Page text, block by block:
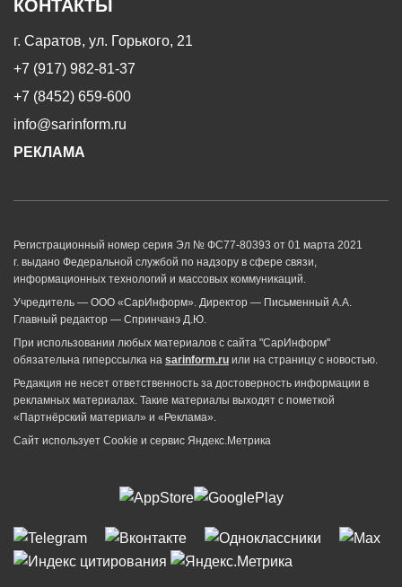
КОНТАКТЫ
г. Саратов, ул. Горького, 21
+7 (917) 982-81-37
+7 (8452) 659-600
info@sarinform.ru
РЕКЛАМА
Регистрационный номер серия Эл № ФС77-80393 от 01 марта 2021
г. выдано Федеральной службой по надзору в сфере связи,
информационных технологий и массовых коммуникаций.
Учредитель — ООО «СарИнформ». Директор — Письменный А.А.
Главный редактор — Спринчанэ Д.Ю.
При использовании любых материалов с сайта "СарИнформ"
обязательна гиперссылка на sarinform.ru или на страницу с новостью.
Редакция не несет ответственность за достоверность информации в
рекламных материалах. Такие материалы выходят с пометкой
«Партнёрский материал» и «Реклама».
Сайт использует Cookie и сервиc Яндекс.Метрика